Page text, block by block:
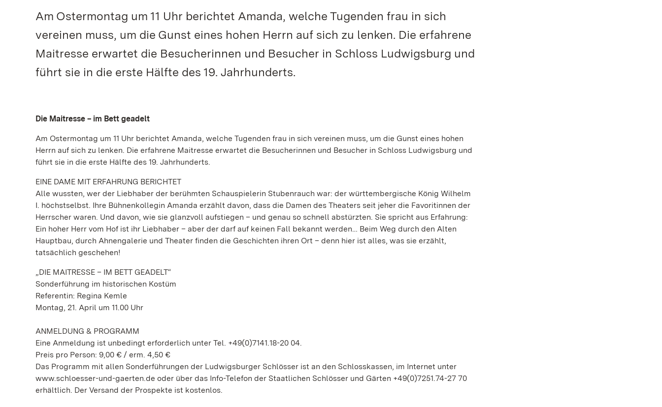
Am Ostermontag um 11 Uhr berichtet Amanda, welche Tugenden frau in sich
vereinen muss, um die Gunst eines hohen Herrn auf sich zu lenken. Die erfahrene
Maitresse erwartet die Besucherinnen und Besucher in Schloss Ludwigsburg und
führt sie in die erste Hälfte des 19. Jahrhunderts.
Die Maitresse – im Bett geadelt
Am Ostermontag um 11 Uhr berichtet Amanda, welche Tugenden frau in sich vereinen muss, um die Gunst eines hohen
Herrn auf sich zu lenken. Die erfahrene Maitresse erwartet die Besucherinnen und Besucher in Schloss Ludwigsburg und
führt sie in die erste Hälfte des 19. Jahrhunderts.
EINE DAME MIT ERFAHRUNG BERICHTET
Alle wussten, wer der Liebhaber der berühmten Schauspielerin Stubenrauch war: der württembergische König Wilhelm
I. höchstselbst. Ihre Bühnenkollegin Amanda erzählt davon, dass die Damen des Theaters seit jeher die Favoritinnen der
Herrscher waren. Und davon, wie sie glanzvoll aufstiegen – und genau so schnell abstürzten. Sie spricht aus Erfahrung:
Ein hoher Herr vom Hof ist ihr Liebhaber – aber der darf auf keinen Fall bekannt werden… Beim Weg durch den Alten
Hauptbau, durch Ahnengalerie und Theater finden die Geschichten ihren Ort – denn hier ist alles, was sie erzählt,
tatsächlich geschehen!
„DIE MAITRESSE – IM BETT GEADELT“
Sonderführung im historischen Kostüm
Referentin: Regina Kemle
Montag, 21. April um 11.00 Uhr
ANMELDUNG & PROGRAMM
Eine Anmeldung ist unbedingt erforderlich unter Tel. +49(0)7141.18-20 04.
Preis pro Person: 9,00 € / erm. 4,50 €
Das Programm mit allen Sonderführungen der Ludwigsburger Schlösser ist an den Schlosskassen, im Internet unter
www.schloesser-und-gaerten.de oder über das Info-Telefon der Staatlichen Schlösser und Gärten +49(0)7251.74-27 70
erhältlich. Der Versand der Prospekte ist kostenlos.